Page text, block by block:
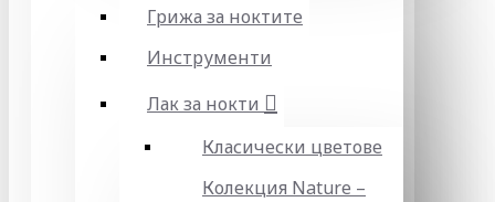
Грижа за ноктите
Инструменти
Лак за нокти
Класически цветове
Колекция Nature –